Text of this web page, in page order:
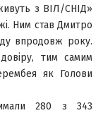
з ВІЛ/СНІД»
Ним став Дмитро
впродовж року.
тим самим
як Голови
280 з 343